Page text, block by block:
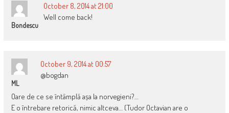
Bondescu
October 8, 2014 at 21:00
Well come back!
ML
October 9, 2014 at 00:57
@bogdan
Oare de ce se întâmplă așa la norvegieni?…
E o întrebare retorică, nimic altceva… (Tudor Octavian are o